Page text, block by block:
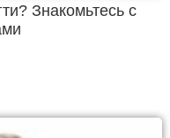
Знакомьтесь с